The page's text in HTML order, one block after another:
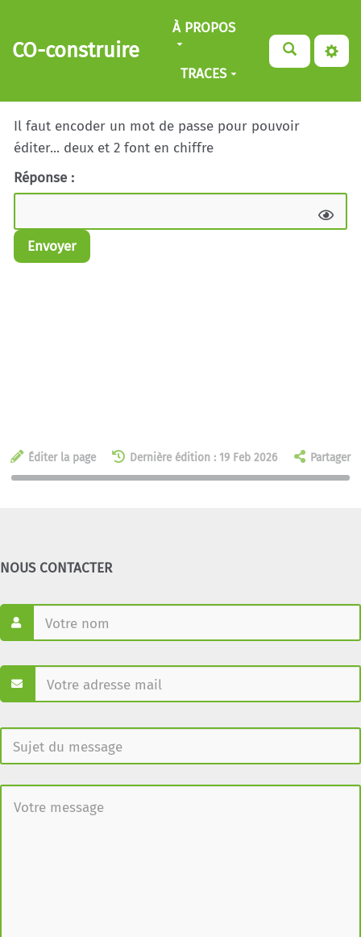
Aller au contenu principal
CO-construire
À PROPOS
TRACES
Il faut encoder un mot de passe pour pouvoir
éditer... deux et 2 font en chiffre
Réponse :
Envoyer
Éditer la page Dernière édition : 19 Feb 2026 Partager
NOUS CONTACTER